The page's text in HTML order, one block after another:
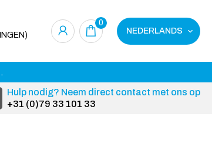
0
NEDERLANDS
Hulp nodig? Neem direct contact met ons op
+31 (0)79 33 101 33